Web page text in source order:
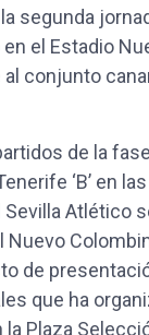
segunda
el Estadio
conjunto
de la
‘B’ en
Sevilla Atlético
de
que ha
la Plaza